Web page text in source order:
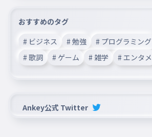
おすすめのタグ
# ビジネス # 勉強 # プログラミング
# 歌詞
# ゲーム # 雑学 # エンタメ
Ankey公式 Twitter